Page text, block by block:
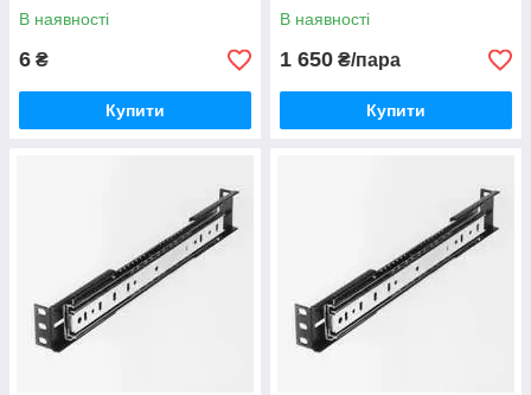
гвинт М6
В наявності
6 ₴
Купити
Довжина 35см.
В наявності
1 650 ₴/пара
Купити